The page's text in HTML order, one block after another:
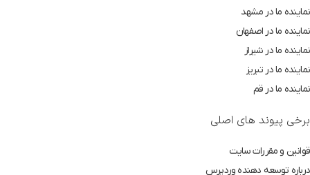
نماینده ما در مشهد
نماینده ما در اصفهان
نماینده ما در شیراز
نماینده ما در تبریز
نماینده ما در قم
برخی پیوند های اصلی
قوانین و مقررات سایت
درباره توسعه دهنده وردپرس